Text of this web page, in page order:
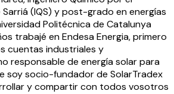
(IQS) y post-grado en energías
Politécnica de Catalunya
trabajé en Endesa Energia, primero
cuentas industriales y
responsable de energía solar para
soy socio-fundador de SolarTradex
y compartir con todos vosotros